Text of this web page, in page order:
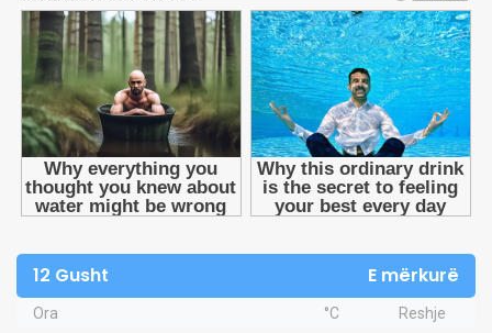
12 Gusht E mërkurë
Ora °C Reshje